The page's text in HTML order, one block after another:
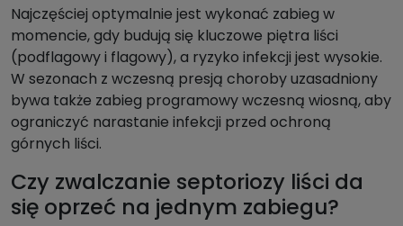
Najczęściej optymalnie jest wykonać zabieg w
momencie, gdy budują się kluczowe piętra liści
(podflagowy i flagowy), a ryzyko infekcji jest wysokie.
W sezonach z wczesną presją choroby uzasadniony
bywa także zabieg programowy wczesną wiosną, aby
ograniczyć narastanie infekcji przed ochroną
górnych liści.
Czy zwalczanie septoriozy liści da
się oprzeć na jednym zabiegu?